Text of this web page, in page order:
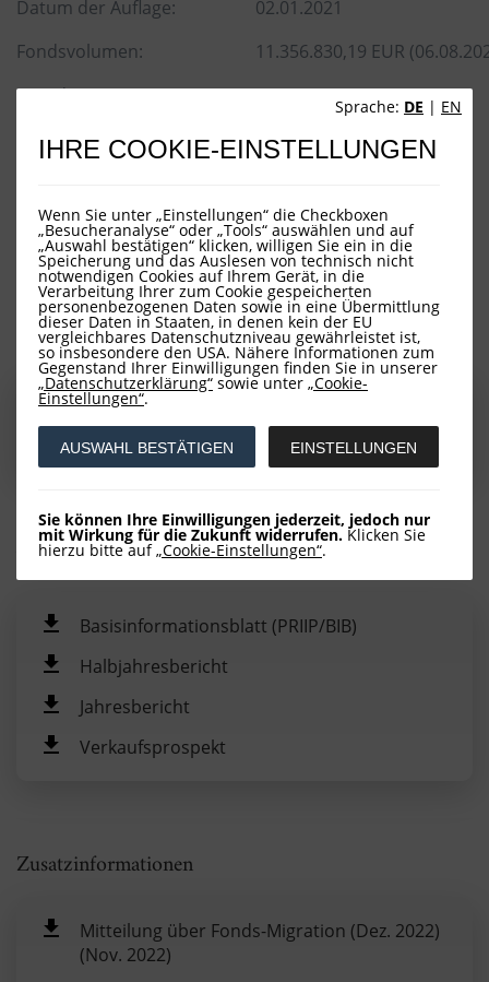
Sprache: DE | EN
IHRE COOKIE-EINSTELLUNGEN
Wenn Sie unter „Einstellungen“ die Checkboxen
„Besucheranalyse“ oder „Tools“ auswählen und auf
„Auswahl bestätigen“ klicken, willigen Sie ein in die
Speicherung und das Auslesen von technisch nicht
notwendigen Cookies auf Ihrem Gerät, in die
Verarbeitung Ihrer zum Cookie gespeicherten
personenbezogenen Daten sowie in eine Übermittlung
dieser Daten in Staaten, in denen kein der EU
vergleichbares Datenschutzniveau gewährleistet ist,
so insbesondere den USA. Nähere Informationen zum
Gegenstand Ihrer Einwilligungen finden Sie in unserer
„Datenschutzerklärung“ sowie unter „Cookie-
Einstellungen“.
AUSWAHL BESTÄTIGEN EINSTELLUNGEN
Sie können Ihre Einwilligungen jederzeit, jedoch nur
mit Wirkung für die Zukunft widerrufen. Klicken Sie
hierzu bitte auf„Cookie-Einstellungen“.
Datum der Auflage:
02.01.2021
Fondsvolumen:
11.356.830,19 EUR
Liquidität /
Downloads
Factsheets
Tagesaktuelles Factsheet
Monatsultimo Factsheet
Verkaufsunterlagen
Basisinformationsblatt (PRIIP/BIB)
Halbjahresbericht
Jahresbericht
Verkaufsprospekt
Zusatzinformationen
Mitteilung über Fonds-Migration (Dez. 2022)
(Nov. 2022)